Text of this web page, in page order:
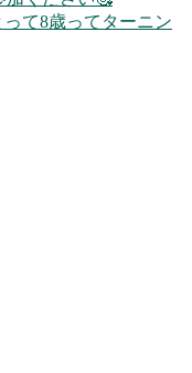
って8歳ってターニン